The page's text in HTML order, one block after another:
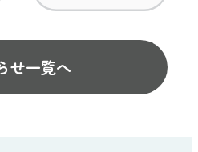
せ一覧へ